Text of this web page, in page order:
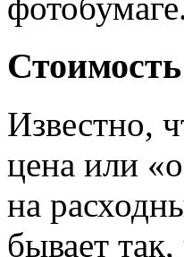
Известно,
цена или
на
бывает